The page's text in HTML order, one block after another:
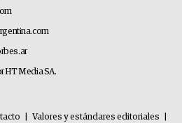
HT Media SA.
Valores y estándares editoriales